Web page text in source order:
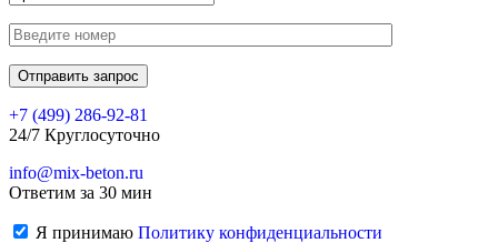
+7 (499) 286-92-81
24/7 Круглосуточно
info@mix-beton.ru
Ответим за 30 мин
Я принимаю Политику конфиденциальности